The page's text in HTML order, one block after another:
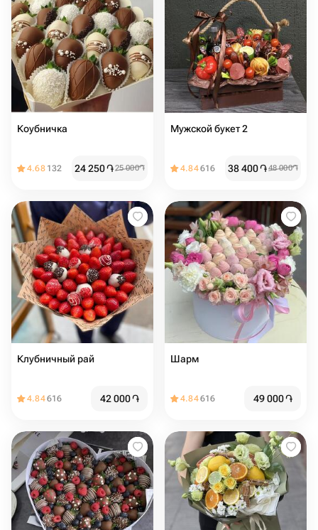
Коубничка
4.68 132 24 250֏25 000֏
Мужской букет 2
4.84616 38 400֏48 000֏
Клубничный рай
4.84616 42 000֏
Шарм
4.84616 49 000֏